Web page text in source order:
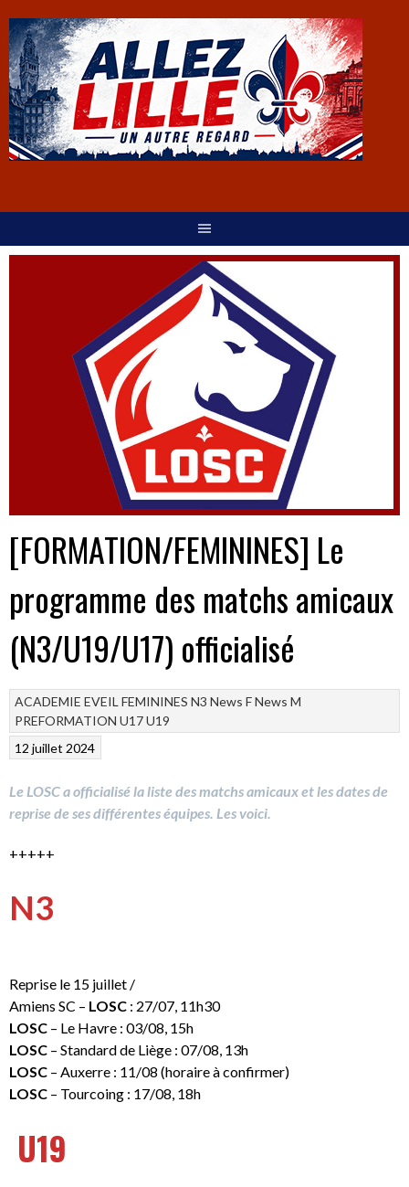
[FORMATION/FEMININES] Le
programme des matchs amicaux
(N3/U19/U17) officialisé
ACADEMIE EVEIL FEMININES N3 News FNews M
PREFORMATION U17U19
12 juillet 2024
Le LOSC a officialisé la liste des matchs amicaux et les dates de
reprise de ses différentes équipes. Les voici.
+++++
N3
Reprise le 15 juillet /
Amiens SC – LOSC : 27/07, 11h30
LOSC – Le Havre : 03/08, 15h
LOSC – Standard de Liège : 07/08, 13h
LOSC – Auxerre : 11/08 (horaire à confirmer)
LOSC – Tourcoing : 17/08, 18h
U19